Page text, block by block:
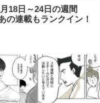
18日～24日の週間
の連載もランクイン！